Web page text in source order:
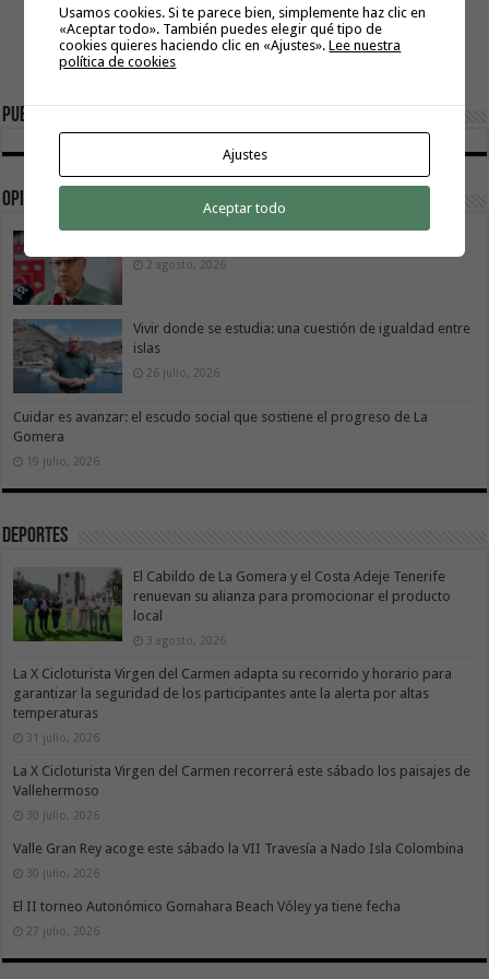
Publicidad
Opinión
2 agosto, 2026
Vivir donde se estudia: una cuestión de igualdad entre
islas
26 julio, 2026
Cuidar es avanzar: el escudo social que sostiene el progreso de La
Gomera
19 julio, 2026
Deportes
El Cabildo de La Gomera y el Costa Adeje Tenerife
renuevan su alianza para promocionar el producto
local
3 agosto, 2026
La X Cicloturista Virgen del Carmen adapta su recorrido y horario para
garantizar la seguridad de los participantes ante la alerta por altas
temperaturas
31 julio, 2026
La X Cicloturista Virgen del Carmen recorrerá este sábado los paisajes de
Vallehermoso
30 julio, 2026
Valle Gran Rey acoge este sábado la VII Travesía a Nado Isla Colombina
30 julio, 2026
El II torneo Autonómico Gomahara Beach Vóley ya tiene fecha
27 julio, 2026
Usamos cookies. Si te parece bien, simplemente haz clic en
«Aceptar todo». También puedes elegir qué tipo de
cookies quieres haciendo clic en «Ajustes».Lee nuestra
política de cookies
Ajustes
Aceptar todo